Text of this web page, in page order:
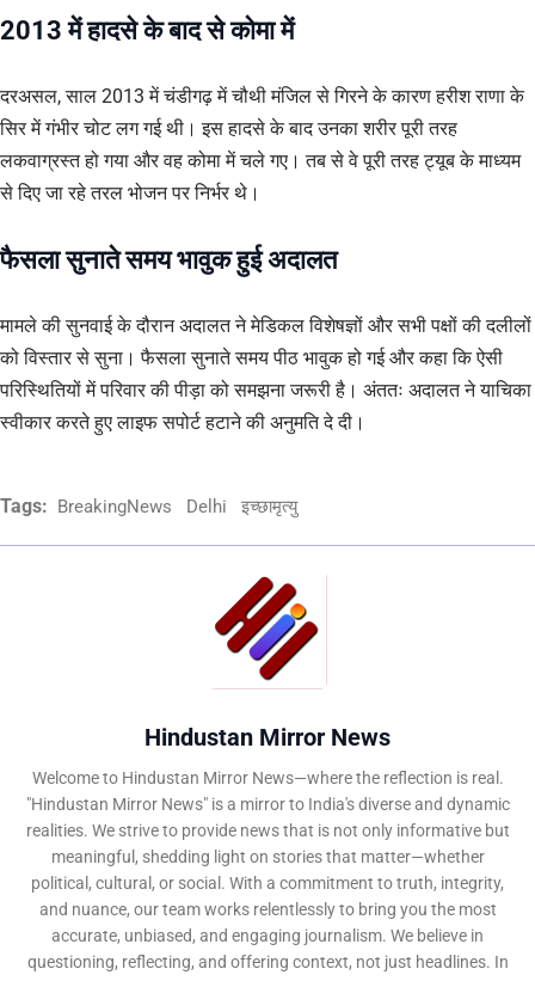
2013 में हादसे के बाद से कोमा में
दरअसल, साल 2013 में चंडीगढ़ में चौथी मंजिल से गिरने के कारण हरीश राणा के
सिर में गंभीर चोट लग गई थी। इस हादसे के बाद उनका शरीर पूरी तरह
लकवाग्रस्त हो गया और वह कोमा में चले गए। तब से वे पूरी तरह ट्यूब के माध्यम
से दिए जा रहे तरल भोजन पर निर्भर थे।
फैसला सुनाते समय भावुक हुई अदालत
मामले की सुनवाई के दौरान अदालत ने मेडिकल विशेषज्ञों और सभी पक्षों की दलीलों
को विस्तार से सुना। फैसला सुनाते समय पीठ भावुक हो गई और कहा कि ऐसी
परिस्थितियों में परिवार की पीड़ा को समझना जरूरी है। अंततः अदालत ने याचिका
स्वीकार करते हुए लाइफ सपोर्ट हटाने की अनुमति दे दी।
Tags: BreakingNews Delhi इच्छामृत्यु
Hindustan Mirror News
Welcome to Hindustan Mirror News—where the reflection is real.
"Hindustan Mirror News" is a mirror to India's diverse and dynamic
realities. We strive to provide news that is not only informative but
meaningful, shedding light on stories that matter—whether
political, cultural, or social. With a commitment to truth, integrity,
and nuance, our team works relentlessly to bring you the most
accurate, unbiased, and engaging journalism. We believe in
questioning, reflecting, and offering context, not just headlines. In